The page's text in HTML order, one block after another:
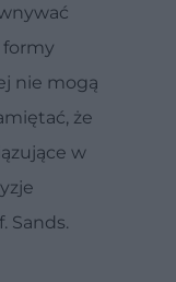
formy
nie mogą
że
w
Sands.